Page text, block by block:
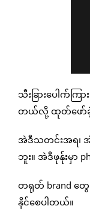
သီးခြားပေါက်က
တယ်လို့ ထုတ်ဖော်
အဲဒီသတင်းအရ၊ အဲဒီ
ဘူး။ အဲဒီဖုန်ုးမှာ
တရုတ် brand တွေ
နိုင်စေပါတယ်။